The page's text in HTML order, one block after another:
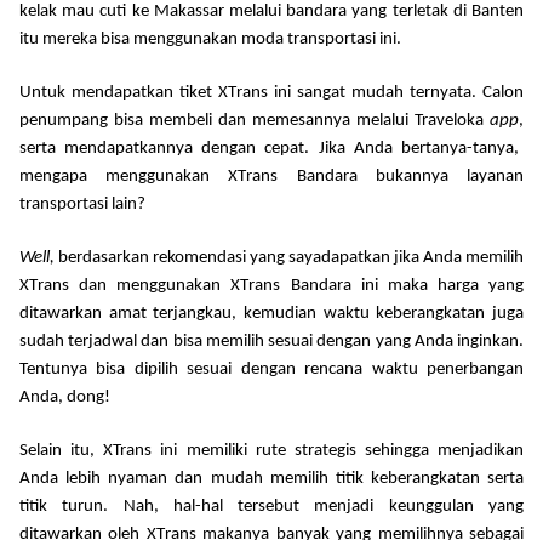
kelak mau cuti ke Makassar melalui bandara yang terletak di Banten
itu mereka bisa menggunakan moda transportasi ini.
Untuk mendapatkan tiket XTrans ini sangat mudah ternyata. Calon
penumpang bisa membeli dan memesannya melalui Traveloka app,
serta mendapatkannya dengan cepat. Jika Anda bertanya-tanya,
mengapa menggunakan XTrans Bandara bukannya
layanan
transportasi lain?
Well, berdasarkan rekomendasi yang sayadapatkan jika Anda memilih
XTrans dan menggunakan XTrans Bandara ini maka harga yang
ditawarkan amatterjangkau, kemudian waktu keberangkatan juga
sudah terjadwal dan bisa memilih sesuai dengan yangAnda inginkan.
Tentunya bisa dipilih sesuai dengan rencana waktu penerbangan
Anda, dong!
Selain itu, XTrans ini memilikirute strategis sehingga menjadikan
Anda lebih nyaman dan mudah memilih titik keberangkatan serta
titik turun. Nah, hal-haltersebut menjadi keunggulan yang
ditawarkan oleh XTrans makanya banyakyang memilihnyasebagai